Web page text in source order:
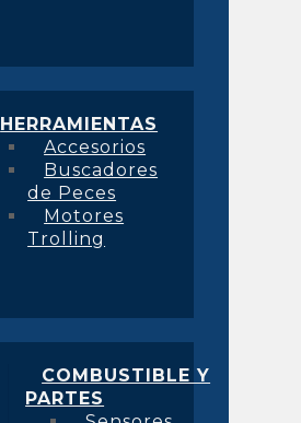
HERRAMIENTAS
Accesorios
Buscadores
de Peces
Motores
Trolling
COMBUSTIBLE Y
PARTES